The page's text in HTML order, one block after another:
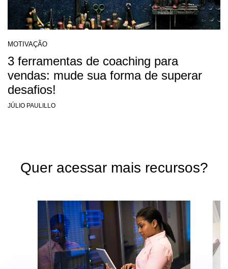
MOTIVAÇÃO
3 ferramentas de coaching para
vendas: mude sua forma de superar
desafios!
JÚLIO PAULILLO
Quer acessar mais recursos?